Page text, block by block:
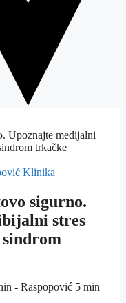
Klinika
sigurno.
stres
- Raspopović 5 min